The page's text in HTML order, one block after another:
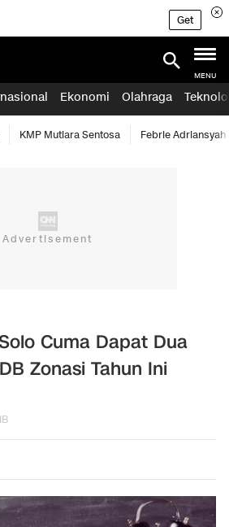
Get
MENU
Ekonomi Olahraga
KMP Mutiara Sentosa Febrie Adriansyah
Cuma Dapat Dua
Zonasi Tahun Ini